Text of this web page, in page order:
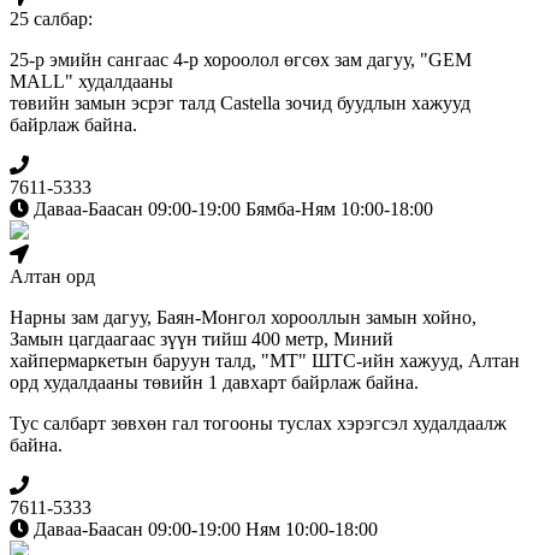
25 салбар:
25-р эмийн сангаас 4-р хороолол өгсөх зам дагуу, "GEM
MALL" худалдааны
төвийн замын эсрэг талд Сastella зочид буудлын хажууд
байрлаж байна.
7611-5333
Даваа-Баасан 09:00-19:00 Бямба-Ням 10:00-18:00
Алтан орд
Нарны зам дагуу, Баян-Монгол хорооллын замын хойно,
Замын цагдаагаас зүүн тийш 400 метр, Миний
хайпермаркетын баруун талд, "МТ" ШТС-ийн хажууд, Алтан
орд худалдааны төвийн 1 давхарт байрлаж байна.
Тус салбарт зөвхөн гал тогооны туслах хэрэгсэл худалдаалж
байна.
7611-5333
Даваа-Баасан 09:00-19:00 Ням 10:00-18:00